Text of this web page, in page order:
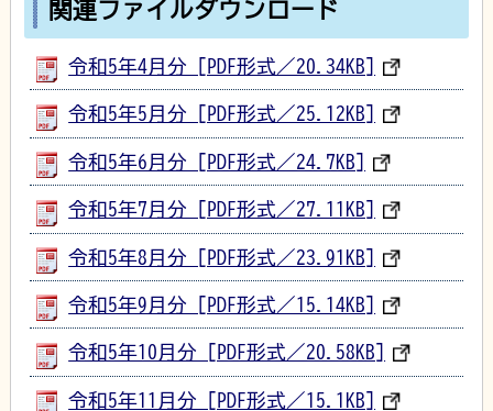
関連ファイルダウンロード
令和5年4月分 [PDF形式／20.34KB]
令和5年5月分 [PDF形式／25.12KB]
令和5年6月分 [PDF形式／24.7KB]
令和5年7月分 [PDF形式／27.11KB]
令和5年8月分 [PDF形式／23.91KB]
令和5年9月分 [PDF形式／15.14KB]
令和5年10月分 [PDF形式／20.58KB]
令和5年11月分 [PDF形式／15.1KB]